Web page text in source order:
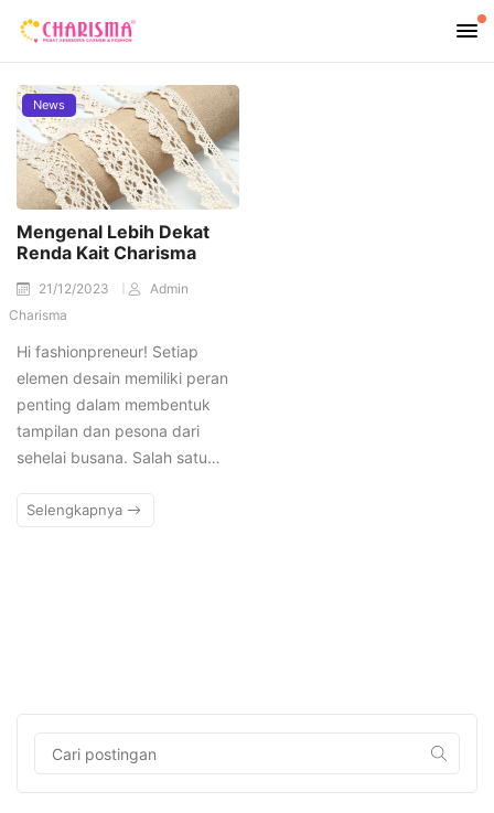
News
Mengenal Lebih Dekat
Renda Kait Charisma
21/12/2023
Admin
Charisma
Hi fashionpreneur! Setiap
elemen desain memiliki peran
penting dalam membentuk
tampilan dan pesona dari
sehelai busana. Salah satu…
Selengkapnya